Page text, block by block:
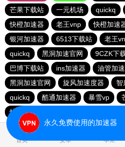
芒果下载站
一元机场 quickq
快橙加速器
老王vnp 快橙加速
银河加速器
6513下载站 老王
quickq
黑洞加速官网 9CZK下
巴博下载站
ins加速器 油管加
黑洞加速官网
旋风加速度器
智
quickq
酷通加速器 暴雪vp
快橙加速器
首页 安卓 苹果
永久免费使用的加速器